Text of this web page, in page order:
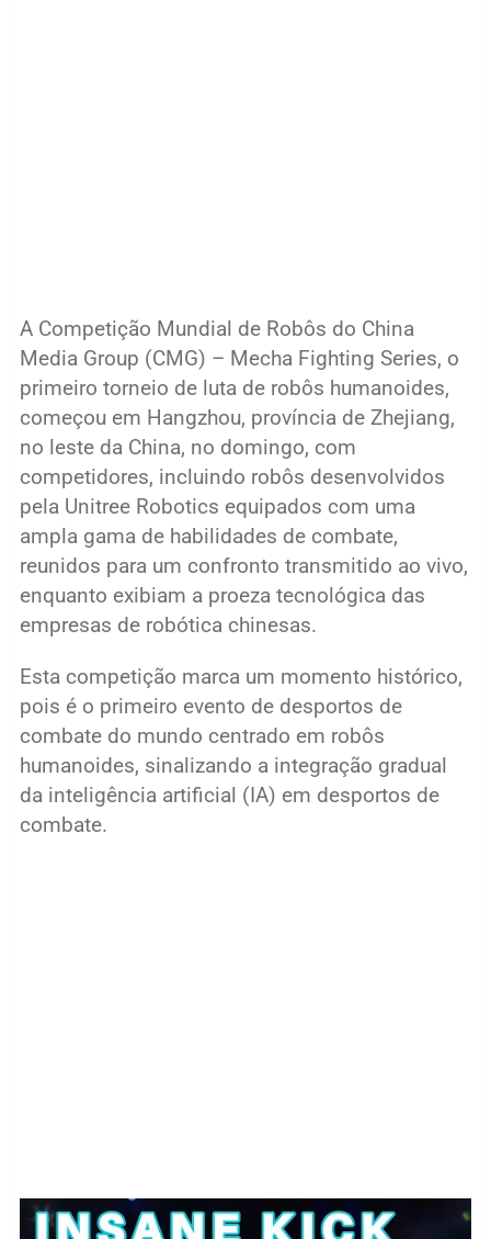
A Competição Mundial de Robôs do China
Media Group (CMG) – Mecha Fighting Series, o
primeiro torneio de luta de robôs humanoides,
começou em Hangzhou, província de Zhejiang,
no leste da China, no domingo, com
competidores, incluindo robôs desenvolvidos
pela Unitree Robotics equipados com uma
ampla gama de habilidades de combate,
reunidos para um confronto transmitido ao vivo,
enquanto exibiam a proeza tecnológica das
empresas de robótica chinesas.
Esta competição marca um momento histórico,
pois é o primeiro evento de desportos de
combate do mundo centrado em robôs
humanoides, sinalizando a integração gradual
da inteligência artificial (IA) em desportos de
combate.